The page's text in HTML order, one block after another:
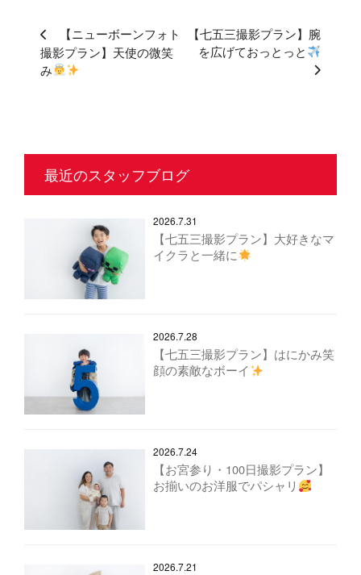
【ニューボーンフォト
撮影プラン】天使の微笑
み
【七五三撮影プラン】腕
を広げておっとっと
最近のスタッフブログ
2026.7.31
【七五三撮影プラン】大好きなマ
イクラと一緒に
2026.7.28
【七五三撮影プラン】はにかみ笑
顔の素敵なボーイ
2026.7.24
【お宮参り・100日撮影プラン】
お揃いのお洋服でパシャリ
2026.7.21